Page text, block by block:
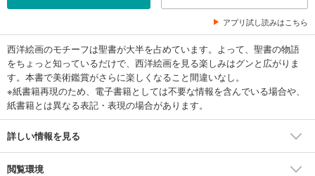
アプリ試し読みはこちら
西洋絵画のモチーフは聖書が大半を占めています。よって、聖書の物語
をちょっと知っているだけで、西洋絵画を見る楽しみはグンと広がりま
す。本書で美術鑑賞がさらに楽しくなること間違いなし。
※紙書籍再現のため、電子書籍としては不要な情報を含んでいる場合や、
紙書籍とは異なる表記・表現の場合があります。
詳しい情報を見る
閲覧環境